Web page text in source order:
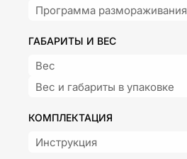
Программа размораживания
ГАБАРИТЫ И ВЕС
Вес
Вес и габариты в упаковке
КОМПЛЕКТАЦИЯ
Инструкция